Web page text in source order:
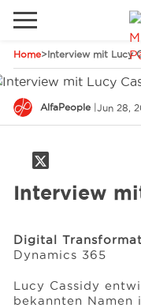
Home>Interview mit Lucy
AlfaPeople |Jun 28,
Interview
Digital
Dynamics 365
Lucy Cassidy
bekannten
Telefon